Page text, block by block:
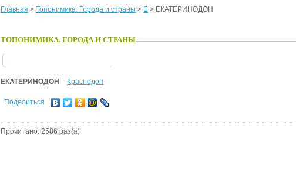
Главная > Топонимика. Города и страны > Е > ЕКАТЕРИНОДОН
ТОПОНИМИКА. ГОРОДА И СТРАНЫ
ЕКАТЕРИНОДОН - Краснодон
Поделиться
Прочитано: 2586 раз(а)